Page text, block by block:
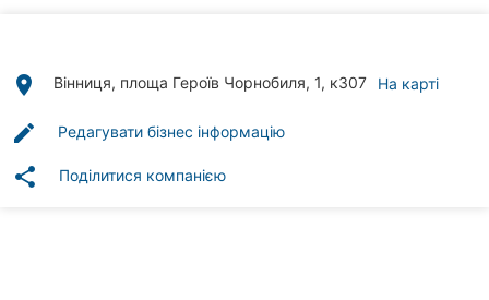
клініки
Автошколи
place Вінниця, площа Героїв Чорнобиля, 1, к307 На карті
edit Редагувати бізнес інформацію
share Поділитися компанією